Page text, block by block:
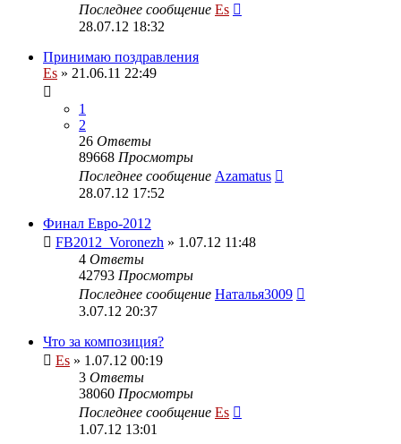
Последнее сообщение Es
28.07.12 18:32
Принимаю поздравления
Es » 21.06.11 22:49
1
2
26 Ответы
89668 Просмотры
Последнее сообщение Azamatus
28.07.12 17:52
Финал Евро-2012
FB2012_Voronezh » 1.07.12 11:48
4 Ответы
42793 Просмотры
Последнее сообщение Наталья3009
3.07.12 20:37
Что за композиция?
Es » 1.07.12 00:19
3 Ответы
38060 Просмотры
Последнее сообщение Es
1.07.12 13:01